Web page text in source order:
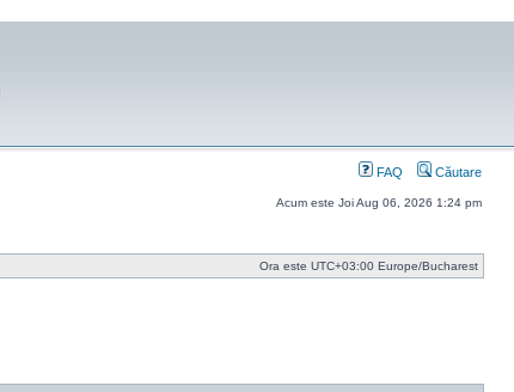
FAQ Căutare
Acum este Joi Aug 06, 2026 1:24 pm
Ora este UTC+03:00 Europe/Bucharest